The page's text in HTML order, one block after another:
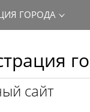
сайт
ГОРОДА